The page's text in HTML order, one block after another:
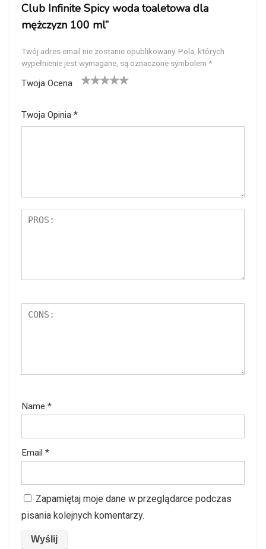
Club Infinite Spicy woda toaletowa dla
mężczyzn 100 ml”
Twój adres email nie zostanie opublikowany. Pola, których
wypełnienie jest wymagane, są oznaczone symbolem *
Twoja Ocena
Twoja Opinia *
Name *
Email *
Zapamiętaj moje dane w przeglądarce podczas
pisania kolejnych komentarzy.